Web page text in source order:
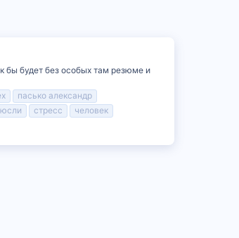
бы будет без особых там резюме и
пасько александр
стресс
человек